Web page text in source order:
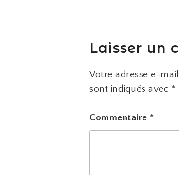
Laisser un
Votre adresse e-
sont indiqués avec *
Commentaire *